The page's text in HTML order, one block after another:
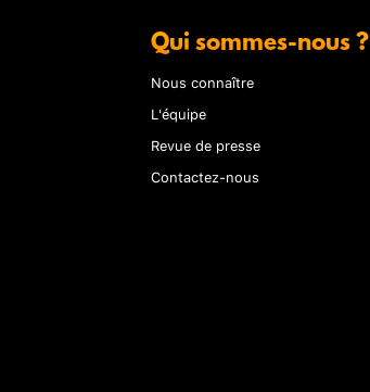
Qui sommes-nous ?
Nous connaître
L'équipe
Revue de presse
Contactez-nous